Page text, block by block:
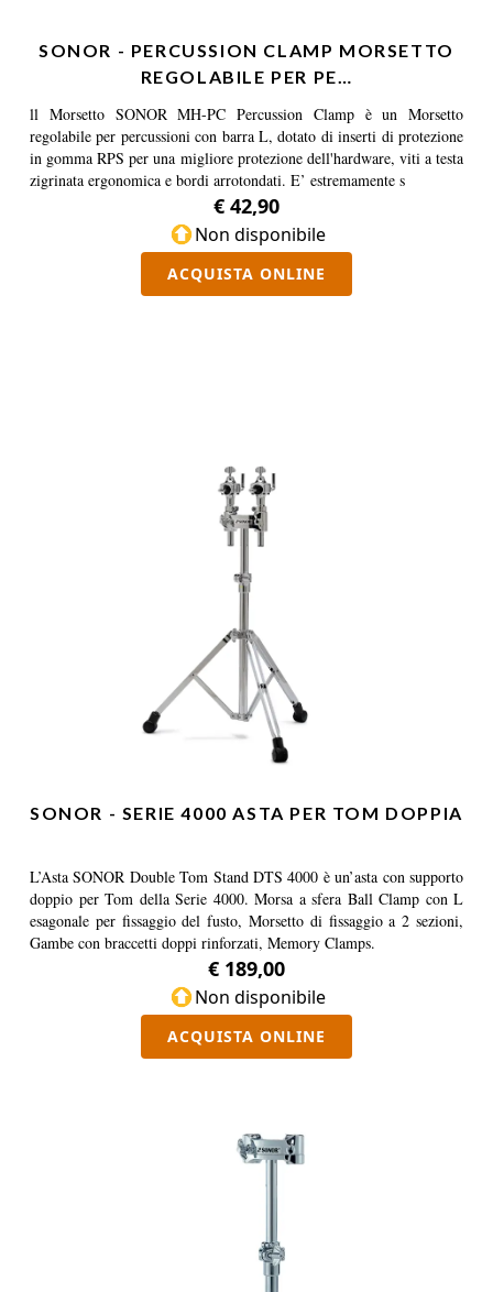
SONOR - PERCUSSION CLAMP MORSETTO
REGOLABILE PER PE…
ll Morsetto SONOR MH-PC Percussion Clamp è un Morsetto
regolabile per percussioni con barra L, dotato di inserti di protezione
in gomma RPS per una migliore protezione dell'hardware, viti a testa
zigrinata ergonomica e bordi arrotondati. E’ estremamente s
€ 42,90
Non disponibile
ACQUISTA ONLINE
SONOR - SERIE 4000 ASTA PER TOM DOPPIA
L’Asta SONOR Double Tom Stand DTS 4000 è un’asta con supporto
doppio per Tom della Serie 4000. Morsa a sfera Ball Clamp con L
esagonale per fissaggio del fusto, Morsetto di fissaggio a 2 sezioni,
Gambe con braccetti doppi rinforzati, Memory Clamps.
€ 189,00
Non disponibile
ACQUISTA ONLINE